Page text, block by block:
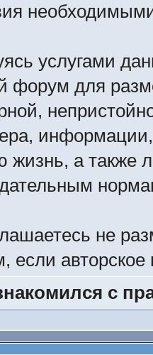
услугами
форум для
жизнь, а также
не
если
с